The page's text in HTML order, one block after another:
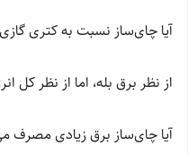
آیا چای‌ساز نسبت به کتری
از نظر برق بله، اما از نظر کل
آیا چای‌ساز برق زیادی مصرف